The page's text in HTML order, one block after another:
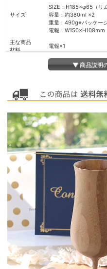
サイズ
SIZE：H185×φ65（リ
容量：約380ml ×2
重量：490g※パッケー
電報：W150×H108mm
主な商品
材料
電報×1
木製ビアマグカップ１
全ての商品と同梱可能
その他
■オプションで名入れ対
載ください）
※沖縄・離島・一部地
用途
結婚祝 誕生日祝 新
▼ 商品説明